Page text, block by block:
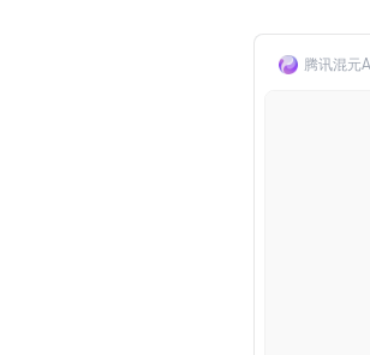
腾讯混元